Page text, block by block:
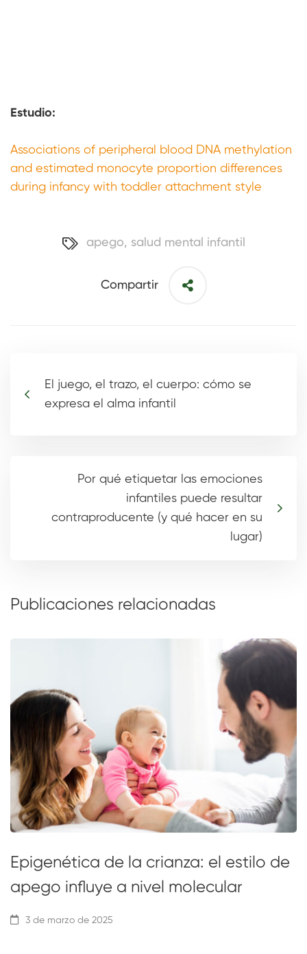
Estudio:
Associations of peripheral blood DNA methylation
and estimated monocyte proportion differences
during infancy with toddler attachment style
apego, salud mental infantil
Compartir
El juego, el trazo, el cuerpo: cómo se
expresa el alma infantil
Por qué etiquetar las emociones
infantiles puede resultar
contraproducente (y qué hacer en su
lugar)
Publicaciones relacionadas
Epigenética de la crianza: el estilo de
apego influye a nivel molecular
3 de marzo de 2025